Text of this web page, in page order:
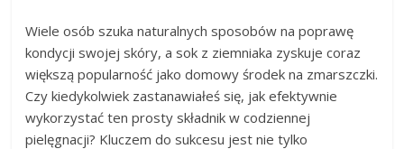
Wiele osób szuka naturalnych sposobów na poprawę
kondycji swojej skóry, a sok z ziemniaka zyskuje coraz
większą popularność jako domowy środek na zmarszczki.
Czy kiedykolwiek zastanawiałeś się, jak efektywnie
wykorzystać ten prosty składnik w codziennej
pielęgnacji? Kluczem do sukcesu jest nie tylko